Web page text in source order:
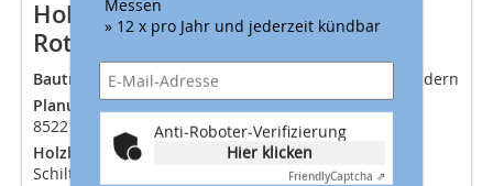
Holzhäuser am See, Wohngebiet
Rothschwaige, 85757 Karlsfeld
Bauträger Michalke Wohnungsbau GmbH, 86567 Tandern
Planung / ArchitekturHuber + Lugmair Architekten,
85221 Dachau
Holzbau
Zimmerei Ziegenaus GmbH & Co. KG, 86576
Schiltberg
Messen
» 12 x pro Jahr und jederzeit kündbar
Anti-Roboter-Verifizierung
Hier klicken
FriendlyCaptcha ⇗